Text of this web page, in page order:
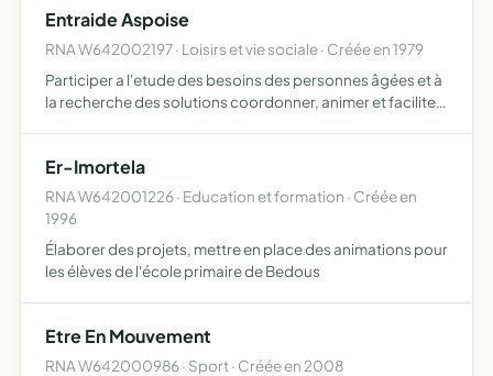
Entraide Aspoise
RNA W642002197 · Loisirs et vie sociale · Créée en 1979
Participer a l'etude des besoins des personnes âgées et à
la recherche des solutions coordonner, animer et faciliter
Er-Imortela
RNA W642001226 · Education et formation · Créée en
1996
Élaborer des projets, mettre en place des animations pour
les élèves de l'école primaire de Bedous
Etre En Mouvement
RNA W642000986 · Sport · Créée en 2008